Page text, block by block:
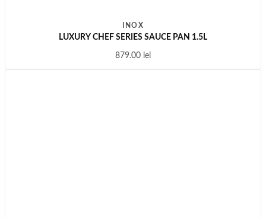
INOX
LUXURY CHEF SERIES SAUCE PAN 1.5L
879.00 lei